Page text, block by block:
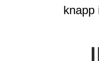
knapp